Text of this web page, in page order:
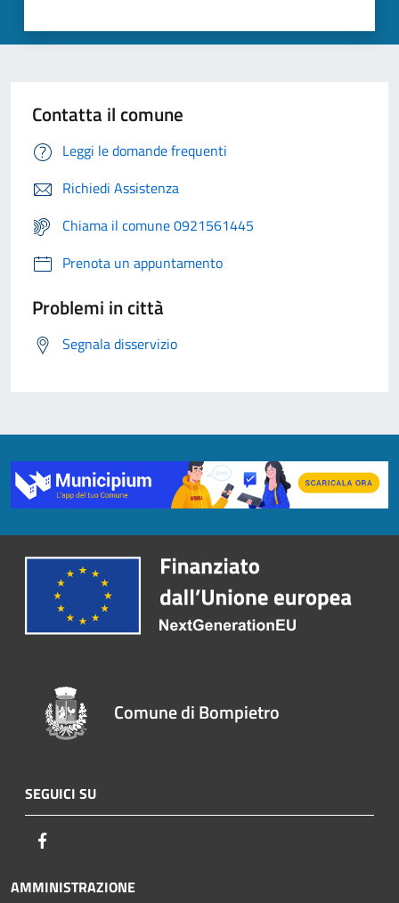
Contatta il comune
Leggi le domande frequenti
Richiedi Assistenza
Chiama il comune 0921561445
Prenota un appuntamento
Problemi in città
Segnala disservizio
Comune di Bompietro
SEGUICI SU
AMMINISTRAZIONE